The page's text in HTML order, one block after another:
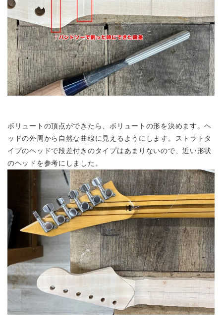
ボリュートの頂点ができたら、ボリュートの形を決めます。ヘ
ッドの外周から自然な曲線に見えるようにします。ストラトタ
イプのヘッドで段差付きのタイプはあまりないので、近い形状
のヘッドを参考にしました。